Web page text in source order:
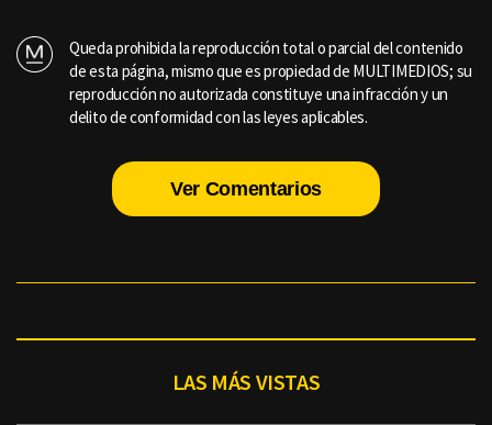
Queda prohibida la reproducción total o parcial del contenido
de esta página, mismo que es propiedad de MULTIMEDIOS; su
reproducción no autorizada constituye una infracción y un
delito de conformidad con las leyes aplicables.
Ver Comentarios
LAS MÁS VISTAS